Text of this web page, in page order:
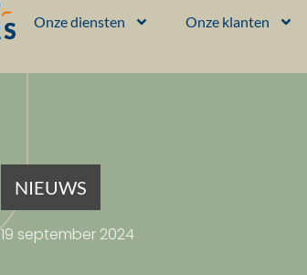
Onze diensten Onze klanten
NIEUWS
19 september 2024